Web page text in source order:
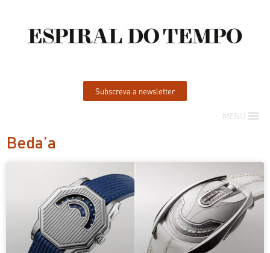
Subscreva a newsletter
MENU
Beda’a